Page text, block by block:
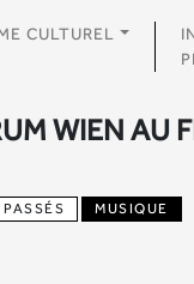
CULTUREL
WIEN AU
MUSIQUE